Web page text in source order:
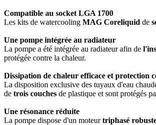
Compatible au socket LGA 1700
Les kits de watercooling MAG Coreliquid de
Une pompe intégrée au radiateur
La pompe a été intégrée au radiateur afin de
protégée contre la chaleur.
Dissipation de chaleur efficace et protection
La disposition exclusive des tuyaux d'eau
de trois couches de plastique et sont protégés
Une résonance réduite
La pompe dispose d'un moteurtriphasé